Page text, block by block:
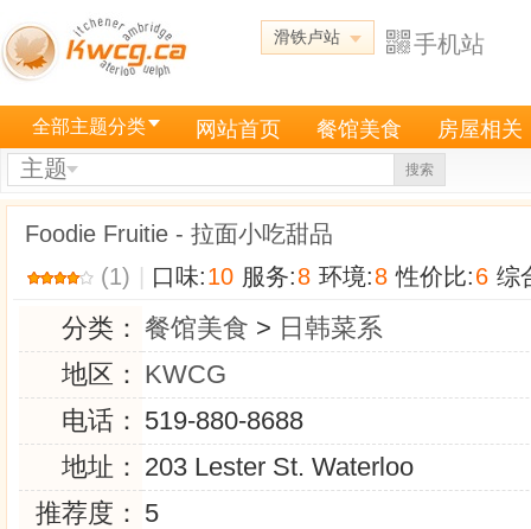
滑铁卢站 手机站
全部主题分类 网站首页 餐馆美食 房屋相关
主题 搜索
Foodie Fruitie - 拉面小吃甜品
(1)
口味:10 服务:8 环境:8 性价比:6 综
分类： 餐馆美食 > 日韩菜系
地区： KWCG
电话： 519-880-8688
地址： 203 Lester St. Waterloo
推荐度： 5